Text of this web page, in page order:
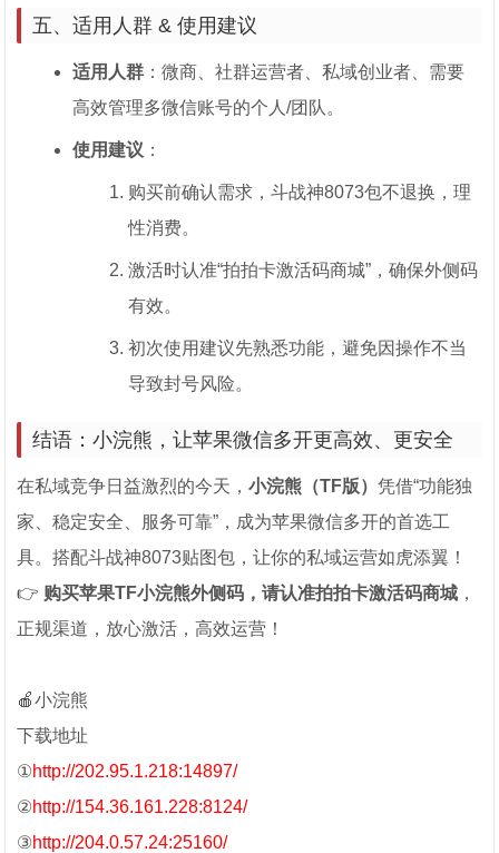
五、适用人群 & 使用建议
适用人群 ：微商、社群运营者、私域创业者、需要
高效管理多微信账号的个人/团队。
使用建议 ：
购买前确认需求，斗战神8073包不退换，理
性消费。
激活时认准“拍拍卡激活码商城”，确保外侧码
有效。
初次使用建议先熟悉功能，避免因操作不当
导致封号风险。
结语：小浣熊，让苹果微信多开更高效、更安全
在私域竞争日益激烈的今天，小浣熊（TF版）凭借“功能独
家、稳定安全、服务可靠”，成为苹果微信多开的首选工
具。搭配斗战神8073贴图包，让你的私域运营如虎添翼！
👉 购买苹果TF小浣熊外侧码，请认准拍拍卡激活码商城 ，
正规渠道，放心激活，高效运营！
🍎小浣熊
下载地址
①http://202.95.1.218:14897/
②http://154.36.161.228:8124/
③http://204.0.57.24:25160/